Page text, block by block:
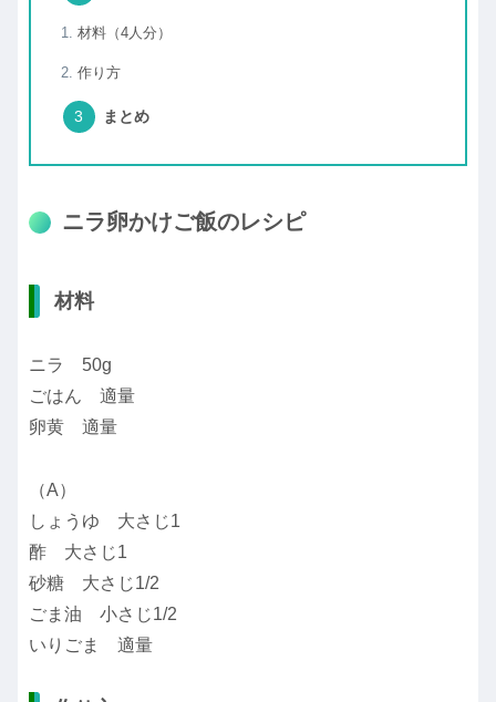
材料（4人分）
作り方
まとめ
ニラ卵かけご飯のレシピ
材料
ニラ 50g
ごはん 適量
卵黄 適量
（A）
しょうゆ 大さじ1
酢 大さじ1
砂糖 大さじ1/2
ごま油 小さじ1/2
いりごま 適量